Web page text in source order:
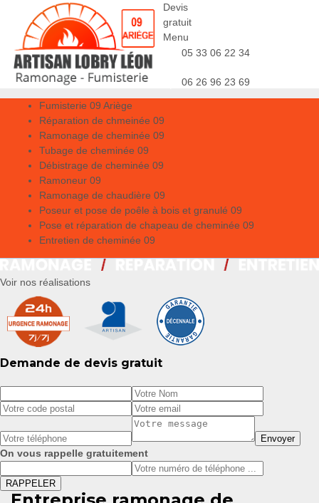
Devis
gratuit
Menu
05 33 06 22 34
06 26 96 23 69
Fumisterie 09 Ariège
Réparation de chmeinée 09
Ramonage de cheminée 09
Tubage de cheminée 09
Débistrage de cheminée 09
Ramoneur 09
Ramonage de chaudière 09
Poseur et pose de poêle à bois et granulé 09
Pose et réparation de chapeau de cheminée 09
Entretien de cheminée 09
Voir nos réalisations
Demande de devis gratuit
On vous rappelle gratuitement